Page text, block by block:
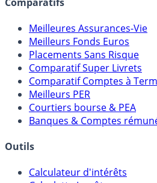
Meilleures Assurances-Vie
Meilleurs Fonds Euros
Placements Sans Risque
Comparatif Super Livrets
Comparatif Comptes à Terme
Meilleurs PER
Courtiers bourse & PEA